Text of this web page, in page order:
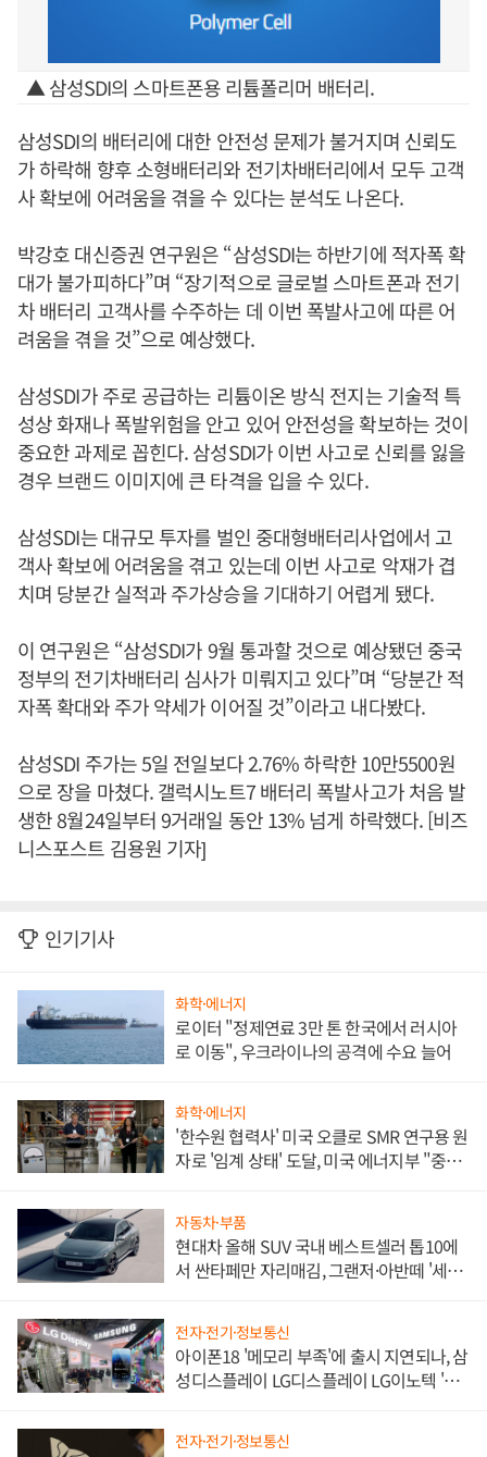
▲ 삼성SDI의 스마트폰용 리튬폴리머 배터리.
삼성SDI의 배터리에 대한 안전성 문제가 불거지며 신뢰도
가 하락해 향후 소형배터리와 전기차배터리에서 모두 고객
사 확보에 어려움을 겪을 수 있다는 분석도 나온다.
박강호 대신증권 연구원은 “삼성SDI는 하반기에 적자폭 확
대가 불가피하다”며 “장기적으로 글로벌 스마트폰과 전기
차 배터리 고객사를 수주하는 데 이번 폭발사고에 따른 어
려움을 겪을 것”으로 예상했다.
삼성SDI가 주로 공급하는 리튬이온 방식 전지는 기술적 특
성상 화재나 폭발위험을 안고 있어 안전성을 확보하는 것이
중요한 과제로 꼽힌다. 삼성SDI가 이번 사고로 신뢰를 잃을
경우 브랜드 이미지에 큰 타격을 입을 수 있다.
삼성SDI는 대규모 투자를 벌인 중대형배터리사업에서 고
객사 확보에 어려움을 겪고 있는데 이번 사고로 악재가 겹
치며 당분간 실적과 주가상승을 기대하기 어렵게 됐다.
이 연구원은 “삼성SDI가 9월 통과할 것으로 예상됐던 중국
정부의 전기차배터리 심사가 미뤄지고 있다”며 “당분간 적
자폭 확대와 주가 약세가 이어질 것”이라고 내다봤다.
삼성SDI 주가는 5일 전일보다 2.76% 하락한 10만5500원
으로 장을 마쳤다. 갤럭시노트7 배터리 폭발사고가 처음 발
생한 8월24일부터 9거래일 동안 13% 넘게 하락했다. [비즈
니스포스트 김용원 기자]
인기기사
화학·에너지
로이터 "정제연료 3만 톤 한국에서 러시아
로 이동", 우크라이나의 공격에 수요 늘어
화학·에너지
'한수원 협력사' 미국 오클로 SMR 연구용 원
자로 '임계 상태' 도달, 미국 에너지부 "중요
자동차·부품
현대차 올해 SUV 국내 베스트셀러 톱10에
서 싼타페만 자리매김, 그랜저·아반떼 '세단
전자·전기·정보통신
아이폰18 '메모리 부족'에 출시 지연되나, 삼
성디스플레이 LG디스플레이 LG이노텍 '탈
전자·전기·정보통신